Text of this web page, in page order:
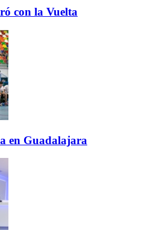
con la Vuelta
en Guadalajara